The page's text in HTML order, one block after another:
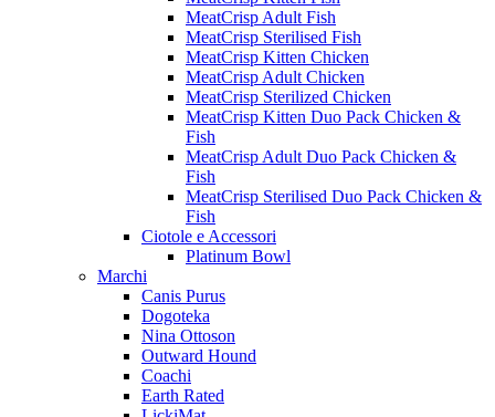
MeatCrisp Adult Fish
MeatCrisp Sterilised Fish
MeatCrisp Kitten Chicken
MeatCrisp Adult Chicken
MeatCrisp Sterilized Chicken
MeatCrisp Kitten Duo Pack Chicken &
Fish
MeatCrisp Adult Duo Pack Chicken &
Fish
MeatCrisp Sterilised Duo Pack Chicken &
Fish
Ciotole e Accessori
Platinum Bowl
Marchi
Canis Purus
Dogoteka
Nina Ottoson
Outward Hound
Coachi
Earth Rated